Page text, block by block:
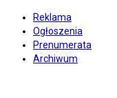
Reklama
Ogłoszenia
Prenumerata
Archiwum